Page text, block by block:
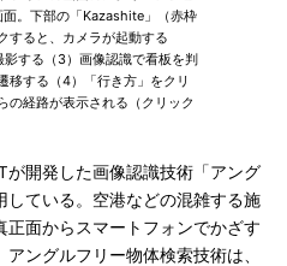
面。下部の「Kazashite」（赤枠
すると、カメラが起動する
影する（3）画像認識で看板を判
移する（4）「行き方」をクリ
の経路が表示される（クリック
開発した画像認識技術「アング
している。空港などの混雑する施
面からスマートフォンでかざす
ングルフリー物体検索技術は、